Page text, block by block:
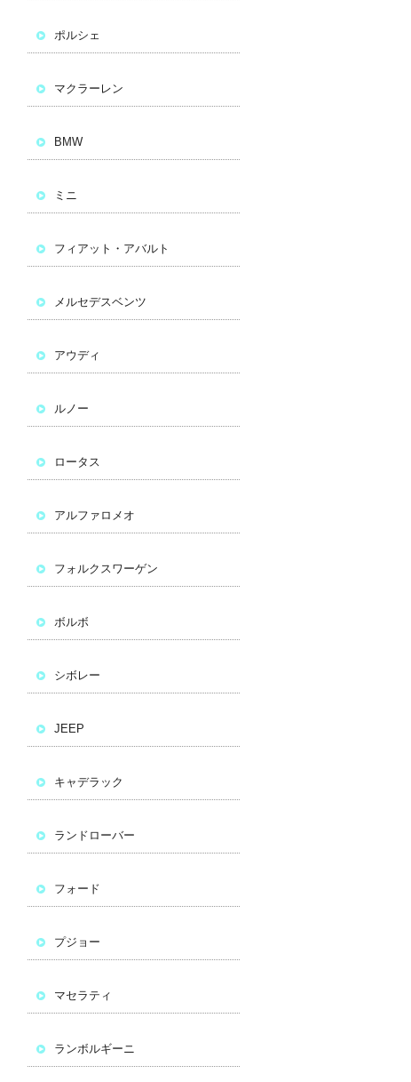
ポルシェ
マクラーレン
BMW
ミニ
フィアット・アバルト
メルセデスベンツ
アウディ
ルノー
ロータス
アルファロメオ
フォルクスワーゲン
ボルボ
シボレー
JEEP
キャデラック
ランドローバー
フォード
プジョー
マセラティ
ランボルギーニ